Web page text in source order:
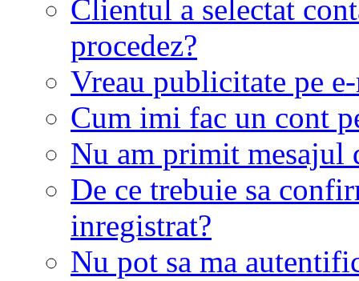
Clientul a selectat
procedez?
Vreau publicitate pe
Cum imi fac un cont
Nu am primit mesajul
De ce trebuie sa
inregistrat?
Nu pot sa ma